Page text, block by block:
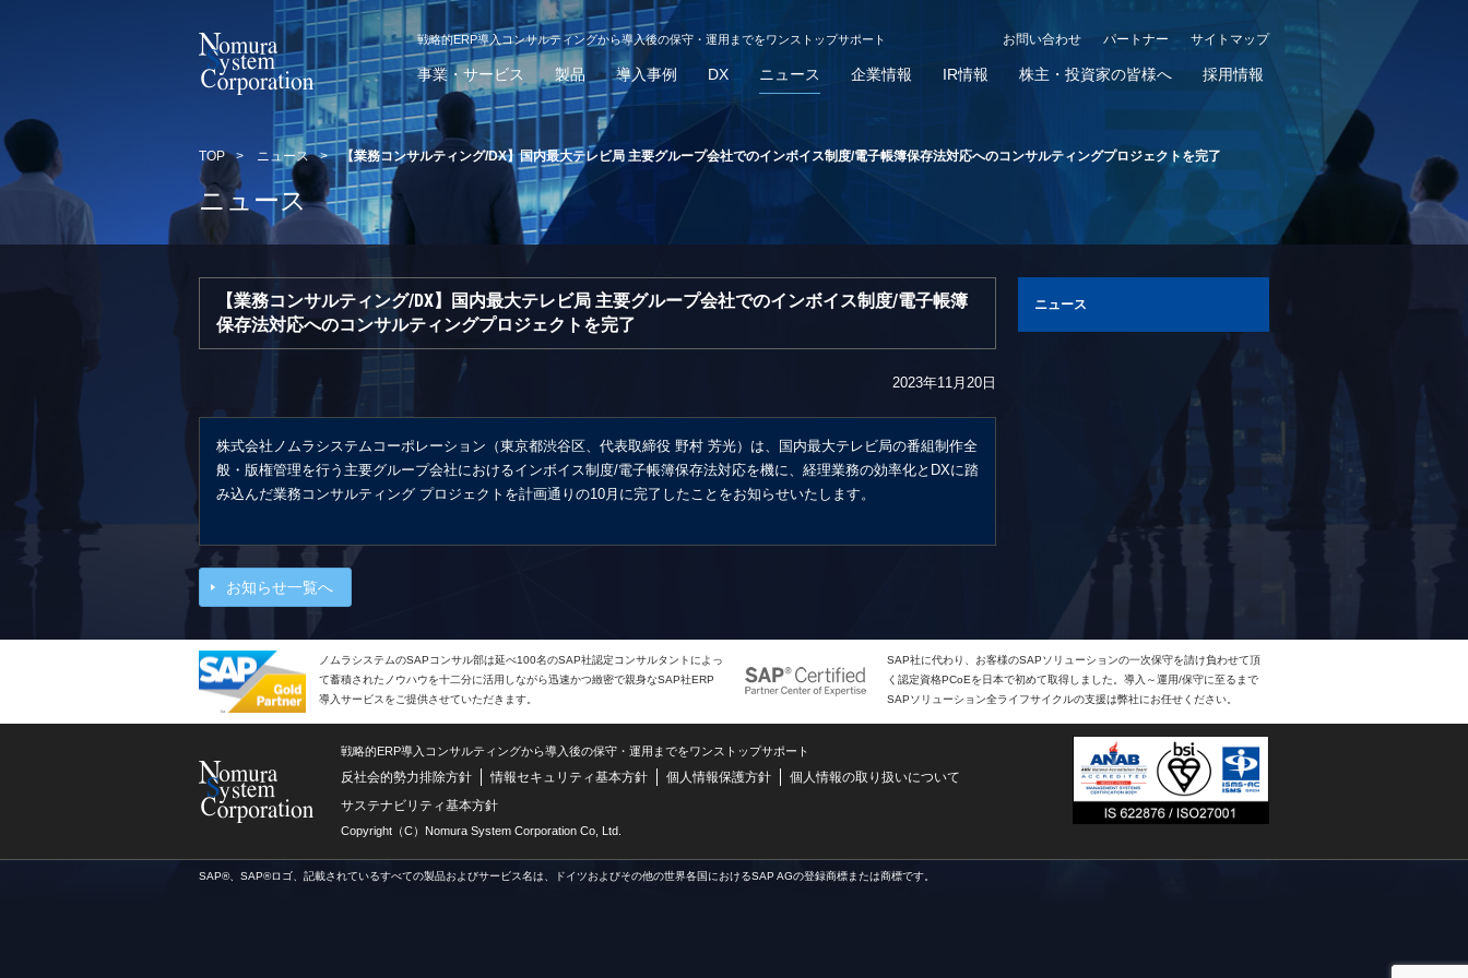
戦略的ERP導入コンサルティングから導入後の保守・運用までをワンストップサポート サイトマップ
パートナー
お問い合わせ
事業・サービス 製品 導入事例 DX ニュース 企業情報 IR情報 株主・投資家の皆様へ 採用情報
TOP > ニュース >【業務コンサルティング/DX】国内最大テレビ局 主要グループ会社でのインボイス制度/電子帳簿保存法対応へのコンサルティングプロジェクトを完了
ニュース
【業務コンサルティング/DX】国内最大テレビ局 主要グループ会社でのインボイス制度/電子帳簿
保存法対応へのコンサルティングプロジェクトを完了
2023年11月20日
株式会社ノムラシステムコーポレーション（東京都渋谷区、代表取締役 野村 芳光）は、国内最大テレビ局の番組制作全
般・版権管理を行う主要グループ会社におけるインボイス制度/電子帳簿保存法対応を機に、経理業務の効率化とDXに踏
み込んだ業務コンサルティング プロジェクトを計画通りの10月に完了したことをお知らせいたします。
お知らせ一覧へ
ニュース
ノムラシステムのSAPコンサル部は延べ100名のSAP社認定コンサルタントによっ
て蓄積されたノウハウを十二分に活用しながら迅速かつ緻密で親身なSAP社ERP
導入サービスをご提供させていただきます。
SAP社に代わり、お客様のSAPソリューションの一次保守を請け負わせて頂
く認定資格PCoEを日本で初めて取得しました。導入～運用/保守に至るまで
SAPソリューション全ライフサイクルの支援は弊社にお任せください。
戦略的ERP導入コンサルティングから導入後の保守・運用までをワンストップサポート
反社会的勢力排除方針 情報セキュリティ基本方針 個人情報保護方針
個人情報の取り扱いについて
サステナビリティ基本方針
Copyright（C）Nomura System Corporation Co, Ltd.
SAP®、SAP®ロゴ、記載されているすべての製品およびサービス名は、ドイツおよびその他の世界各国におけるSAP AGの登録商標または商標です。